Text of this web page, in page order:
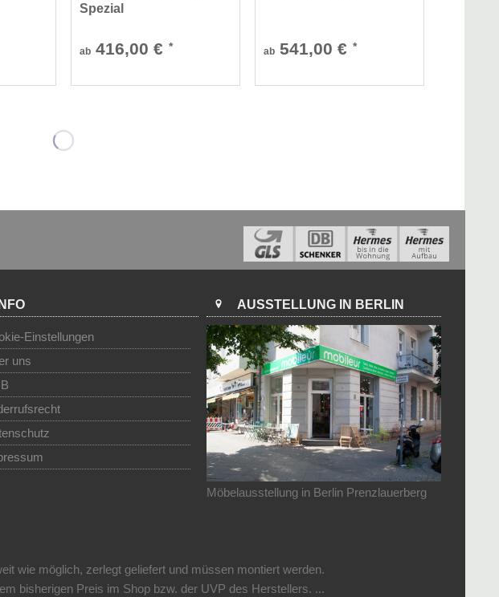
Spezial
ab 416,00 € * ab 541,00 € *
Einstellungen
uns
AUSSTELLUNG IN BERLIN
Möbelausstellung in Berlin Prenzlauerberg
wie möglich, zerlegt geliefert und müssen montiert werden.
bisherigen Preis im Shop bzw. der UVP des Herstellers. ...